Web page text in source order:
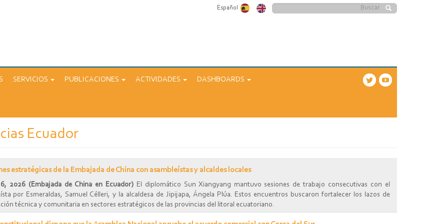
Español
Formulario
SERVICIOS PUBLICACIONES ACTIVIDADES DASHBOARDS
Ecuador
estratégicas de la Embajada de China con asambleístas y alcaldes locales
2026 (Embajada de China en Ecuador) El diplomático Sun Xiangyang mantuvo sesiones de trabajo consecutivas con el
por Esmeraldas, Samuel Célleri, y la alcaldesa de Jipijapa, Ángela Plúa. Estos encuentros buscaron fortalecer los lazos de
técnica y comunitaria en sectores estratégicos de las provincias del litoral ecuatoriano.